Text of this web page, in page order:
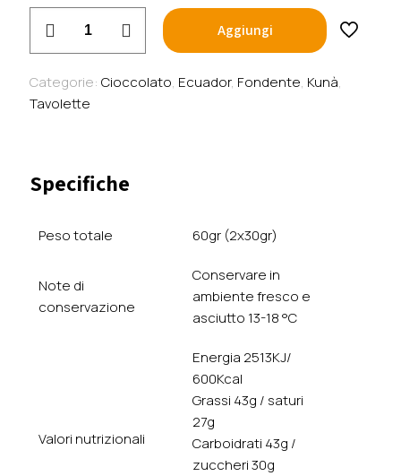
Fondente
71%
con
-
quantità
Aggiungi
Categorie: Cioccolato, Ecuador, Fondente, Kunà,
Tavolette
Specifiche
Peso totale 60gr (2x30gr)
Note di
conservazione
Conservare in
ambiente fresco e
asciutto 13-18 °C
Valori nutrizionali
Energia 2513KJ/
600Kcal
Grassi 43g / saturi
27g
Carboidrati 43g /
zuccheri 30g